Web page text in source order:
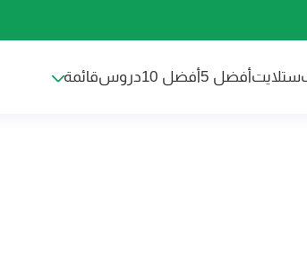
ستلايتأفضل 5 أفضل 10 دروسقائمة